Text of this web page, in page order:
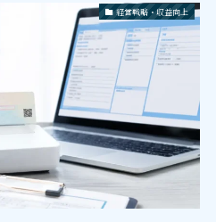
経営戦略・収益向上